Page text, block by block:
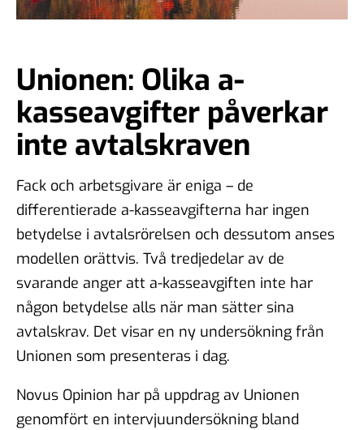
Unionen: Olika a-
kasseavgifter påverkar
inte avtalskraven
Fack och arbetsgivare är eniga – de
differentierade a-kasseavgifterna har ingen
betydelse i avtalsrörelsen och dessutom anses
modellen orättvis. Två tredjedelar av de
svarande anger att a-kasseavgiften inte har
någon betydelse alls när man sätter sina
avtalskrav. Det visar en ny undersökning från
Unionen som presenteras i dag.
Novus Opinion har på uppdrag av Unionen
genomfört en intervjuundersökning bland